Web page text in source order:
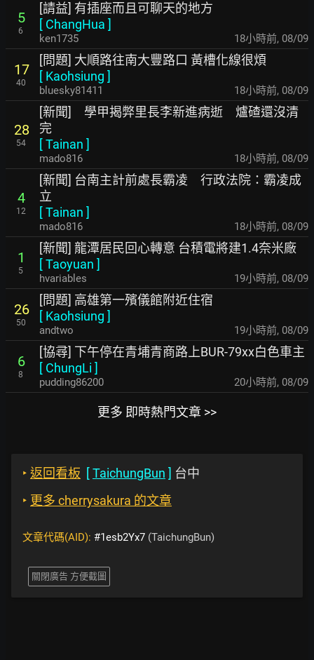
5
6
[請益] 有插座而且可聊天的地方
[ ChangHua ]
ken1735 18小時前, 08/09
17
40
[問題] 大順路往南大豐路口 黃槽化線很煩
[ Kaohsiung ]
bluesky81411 18小時前, 08/09
28
54
[新聞] 學甲揭弊里長李新進病逝 爐碴還沒清
完
[Tainan ]
mado816 18小時前, 08/09
4
12
[新聞] 台南主計前處長霸凌 行政法院：霸凌成
立
[Tainan ]
mado816 18小時前, 08/09
1
5
[新聞] 龍潭居民回心轉意 台積電將建1.4奈米廠
[Taoyuan ]
hvariables 19小時前, 08/09
26
50
[問題] 高雄第一殯儀館附近住宿
[ Kaohsiung ]
andtwo 19小時前, 08/09
6
8
[協尋] 下午停在青埔青商路上BUR-79xx白色車主
[ ChungLi ]
pudding86200 20小時前, 08/09
更多 即時熱門文章 >>
‣ 返回看板 [TaichungBun ] 台中
‣ 更多 cherrysakura 的文章
文章代碼(AID): #1esb2Yx7 (TaichungBun)
關閉廣告 方便截圖